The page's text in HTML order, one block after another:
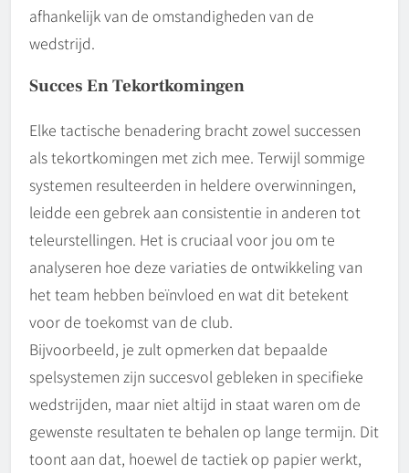
afhankelijk van de omstandigheden van de
wedstrijd.
Succes En Tekortkomingen
Elke tactische benadering bracht zowel successen
als tekortkomingen met zich mee. Terwijl sommige
systemen resulteerden in heldere overwinningen,
leidde een gebrek aan consistentie in anderen tot
teleurstellingen. Het is cruciaal voor jou om te
analyseren hoe deze variaties de ontwikkeling van
het team hebben beïnvloed en wat dit betekent
voor de toekomst van de club.
Bijvoorbeeld, je zult opmerken dat bepaalde
spelsystemen zijn succesvol gebleken in specifieke
wedstrijden, maar niet altijd in staat waren om de
gewenste resultaten te behalen op lange termijn. Dit
toont aan dat, hoewel de tactiek op papier werkt,